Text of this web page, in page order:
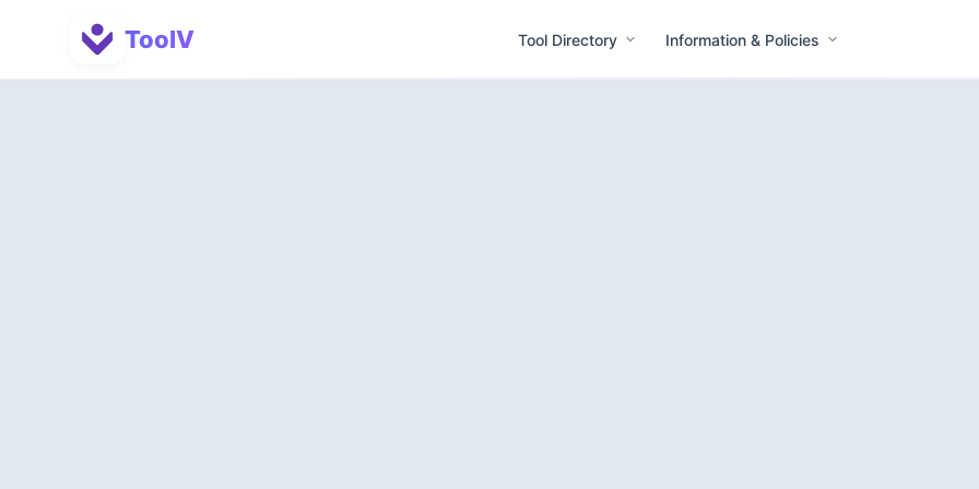
ToolV Tool Directory Information & Policies